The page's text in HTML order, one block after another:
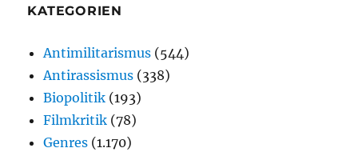
KATEGORIEN
Antimilitarismus (544)
Antirassismus (338)
Biopolitik (193)
Filmkritik (78)
Genres (1.170)